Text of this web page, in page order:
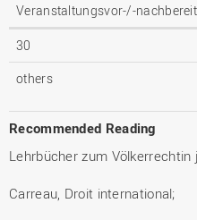
Veranstaltungsvor-/-
30
others
Recommended Reading
Lehrbücher zum Völkerrechtin
Carreau, Droit international;